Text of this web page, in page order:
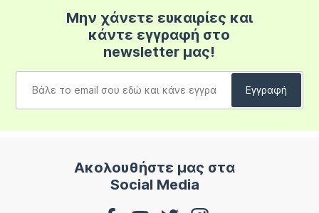
Μην χάνετε ευκαιρίες και
κάντε εγγραφή στο
newsletter μας!
Ακολουθήστε μας στα
Social Media